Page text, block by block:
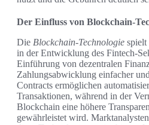
Der Einfluss von Blockchain-
Die Blockchain-Technologie spielt
in der Entwicklung des Fintech-
Einführung von dezentralen
Zahlungsabwicklung einfacher
Contracts ermöglichen
Transaktionen, während in der
Blockchain eine höhere
gewährleistet wird.